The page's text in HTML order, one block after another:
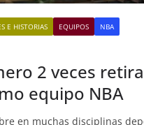
E HISTORIAS EQUIPOS NBA
2 veces
equipo NBA
en muchas disciplinas